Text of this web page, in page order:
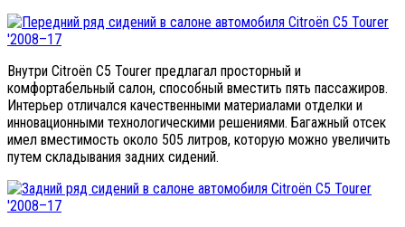
Внутри Citroën C5 Tourer предлагал просторный и
комфортабельный салон, способный вместить пять пассажиров.
Интерьер отличался качественными материалами отделки и
инновационными технологическими решениями. Багажный отсек
имел вместимость около 505 литров, которую можно увеличить
путем складывания задних сидений.